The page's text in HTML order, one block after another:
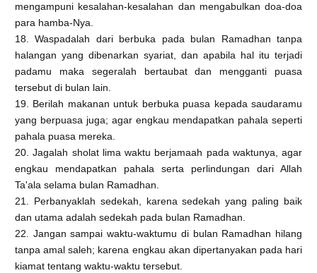
mengampuni kesalahan-kesalahan dan mengabulkan doa-doa
para hamba-Nya.
18. Waspadalah dari berbuka pada bulan Ramadhan tanpa
halangan yang dibenarkan syariat, dan apabila hal itu terjadi
padamu maka segeralah bertaubat dan mengganti puasa
tersebut di bulan lain.
19. Berilah makanan untuk berbuka puasa kepada saudaramu
yang berpuasa juga; agar engkau mendapatkan pahala seperti
pahala puasa mereka.
20. Jagalah sholat lima waktu berjamaah pada waktunya, agar
engkau mendapatkan pahala serta perlindungan dari Allah
Ta'ala selama bulan Ramadhan.
21. Perbanyaklah sedekah, karena sedekah yang paling baik
dan utama adalah sedekah pada bulan Ramadhan.
22. Jangan sampai waktu-waktumu di bulan Ramadhan hilang
tanpa amal saleh; karena engkau akan dipertanyakan pada hari
kiamat tentang waktu-waktu tersebut.